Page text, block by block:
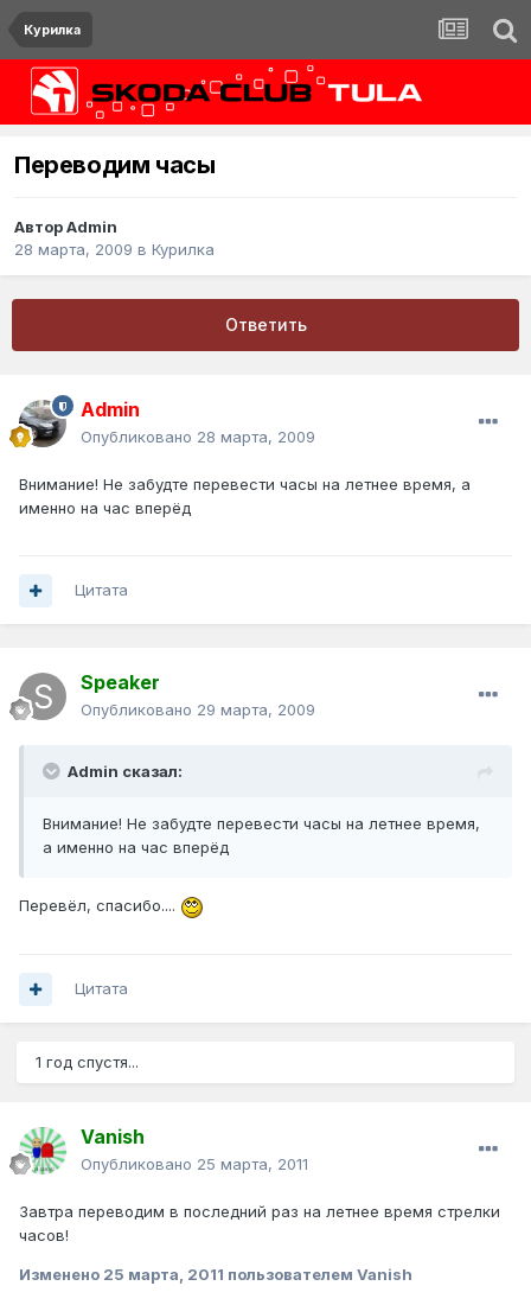
Курилка
Переводим часы
АвторAdmin
28 марта, 2009 в Курилка
Ответить
Admin
Опубликовано 28 марта, 2009
Внимание! Не забудте перевести часы на летнее время, а
именно на час вперёд
Цитата
Speaker
Опубликовано 29 марта, 2009
Admin сказал:
Внимание! Не забудте перевести часы на летнее время,
а именно на час вперёд
Перевёл, спасибо....
Цитата
1 год спустя...
Vanish
Опубликовано 25 марта, 2011
Завтра переводим в последний раз на летнее время стрелки
часов!
Изменено 25 марта, 2011 пользователем Vanish